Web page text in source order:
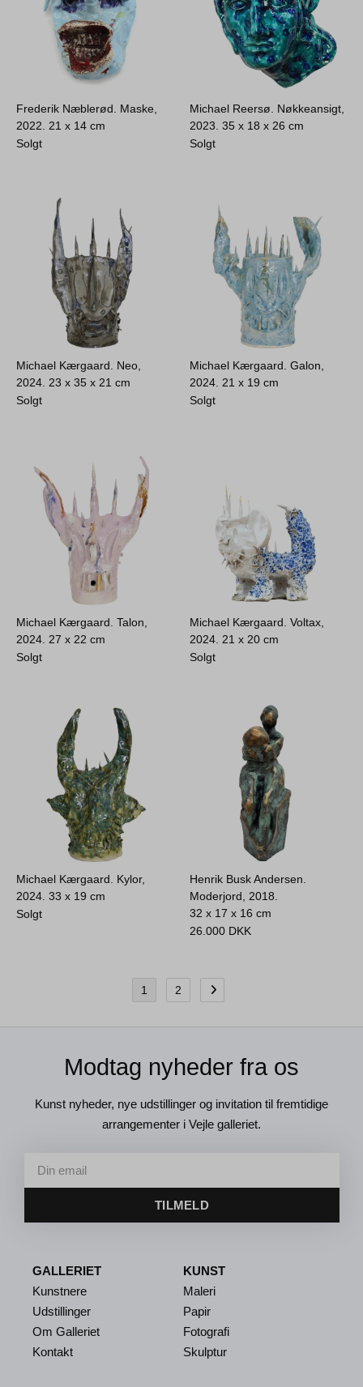
Frederik Næblerød. Maske,
2022. 21 x 14 cm
Solgt
Michael Reersø. Nøkkeansigt,
2023.35 x 18 x 26 cm
Solgt
Michael Kærgaard. Neo,
2024. 23 x 35 x 21 cm
Solgt
Michael Kærgaard. Galon,
2024. 21 x 19 cm
Solgt
Michael Kærgaard. Talon,
2024. 27 x 22 cm
Solgt
Michael Kærgaard. Voltax,
2024. 21 x 20 cm
Solgt
Michael Kærgaard. Kylor,
2024.33 x 19 cm
Solgt
Henrik Busk Andersen.
Moderjord, 2018.
32 x 17 x 16 cm
26.000 DKK
1 2
Modtag nyheder fra os
Kunst nyheder, nye udstillinger og invitation til fremtidige
arrangementer i Vejle galleriet.
TILMELD
GALLERIET
Kunstnere
Udstillinger
Om Galleriet
Kontakt
KUNST
Maleri
Papir
Fotografi
Skulptur